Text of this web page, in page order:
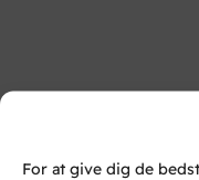
For at give dig de